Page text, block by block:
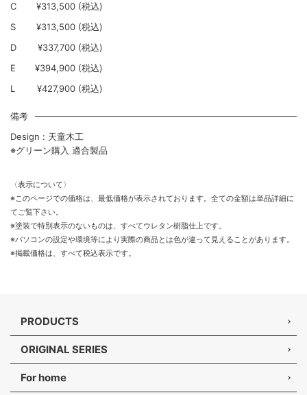
C
¥313,500 (税込)
S
¥313,500 (税込)
D
¥337,700 (税込)
E
¥394,900 (税込)
L
¥427,900 (税込)
備考
Design : 天童木工
※グリーン購入 適合製品
〈表示について〉
※このページでの価格は、最低価格が表示されております。全ての金額は単品詳細に
てご覧下さい。
※塗装で特別表示のないものは、すべてウレタン樹脂仕上です。
※パソコンの設定や環境等により実際の商品とは色が違って見えることがあります。
※掲載価格は、すべて税込表示です。
PRODUCTS
ORIGINAL SERIES
For home